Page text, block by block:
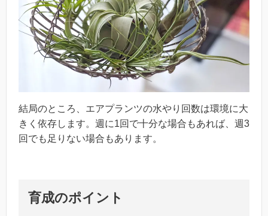
結局のところ、エアプランツの水やり回数は環境に大
きく依存します。週に1回で十分な場合もあれば、週3
回でも足りない場合もあります。
育成のポイント